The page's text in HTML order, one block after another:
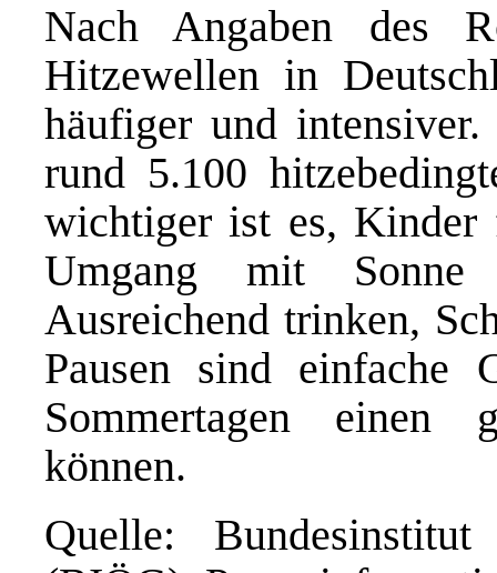
Nach Angaben des
Hitzewellen in
häufiger und
rund 5.100
wichtiger ist es, Kinder
Umgang mit Sonne
Ausreichend trinken,
Pausen sind einfache
Sommertagen einen
können.
Quelle: